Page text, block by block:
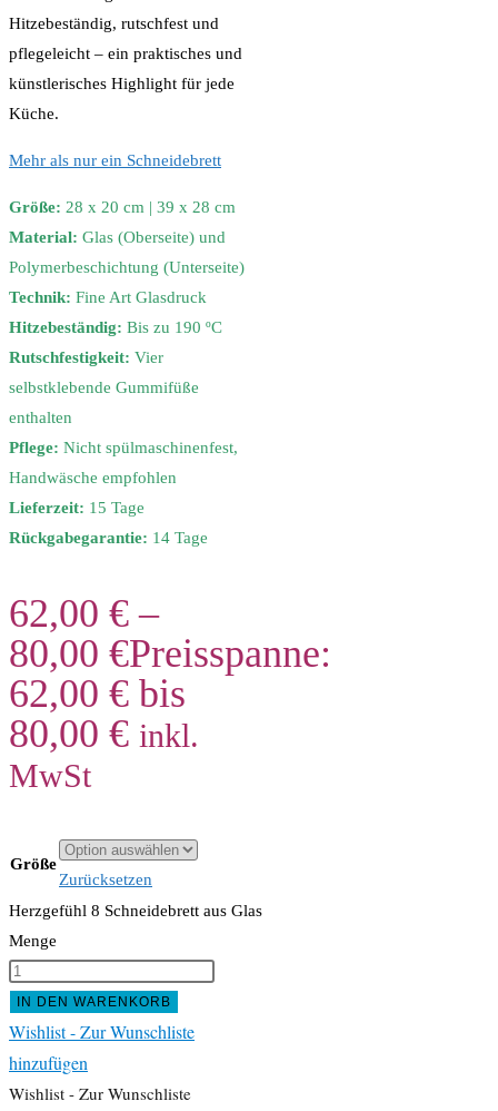
Hitzebeständig, rutschfest und
pflegeleicht – ein praktisches und
künstlerisches Highlight für jede
Küche.
Mehr als nur ein Schneidebrett
Größe: 28 x 20 cm | 39 x 28 cm
Material: Glas (Oberseite) und
Polymerbeschichtung (Unterseite)
Technik: Fine Art Glasdruck
Hitzebeständig: Bis zu 190 ºC
Rutschfestigkeit: Vier
selbstklebende Gummifüße
enthalten
Pflege: Nicht spülmaschinenfest,
Handwäsche empfohlen
Lieferzeit: 15 Tage
Rückgabegarantie: 14 Tage
62,00 € –
80,00 €Preisspanne:
62,00 € bis
80,00 € inkl.
MwSt
Größe
Zurücksetzen
Herzgefühl 8 Schneidebrett aus Glas
Menge
IN DEN WARENKORB
Wishlist - Zur Wunschliste
hinzufügen
Wishlist - Zur Wunschliste